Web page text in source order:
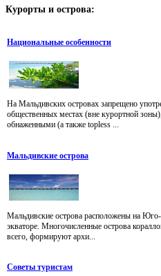
Курорты и острова:
Национальные особенности
На Мальдивских островах запрещено
общественных местах (вне курортной
обнаженными (а также topless ...
Мальдивские острова
Мальдивские острова расположены на
экваторе. Многочисленные острова
всего, формируют архи...
Советы туристам